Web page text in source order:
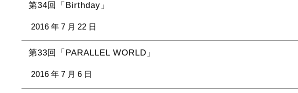
第34回「Birthday」
2016 年 7 月 22 日
第33回「PARALLEL WORLD」
2016 年 7 月 6 日